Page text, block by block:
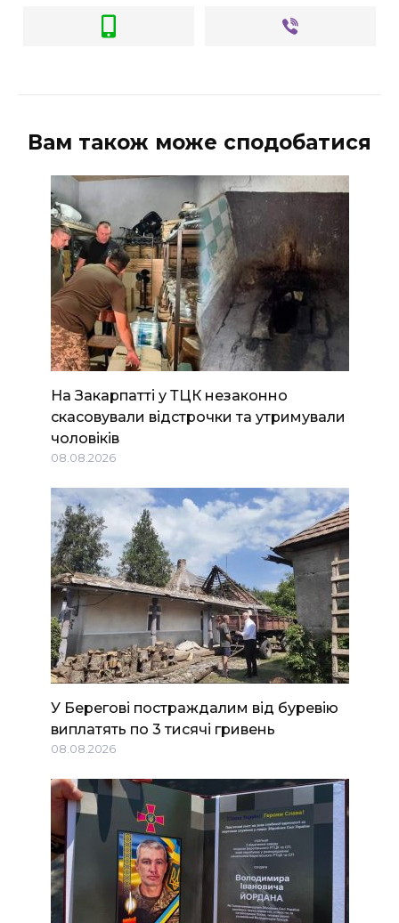
Вам також може сподобатися
На Закарпатті у ТЦК незаконно
скасовували відстрочки та утримували
чоловіків
08.08.2026
У Берегові постраждалим від буревію
виплатять по 3 тисячі гривень
08.08.2026